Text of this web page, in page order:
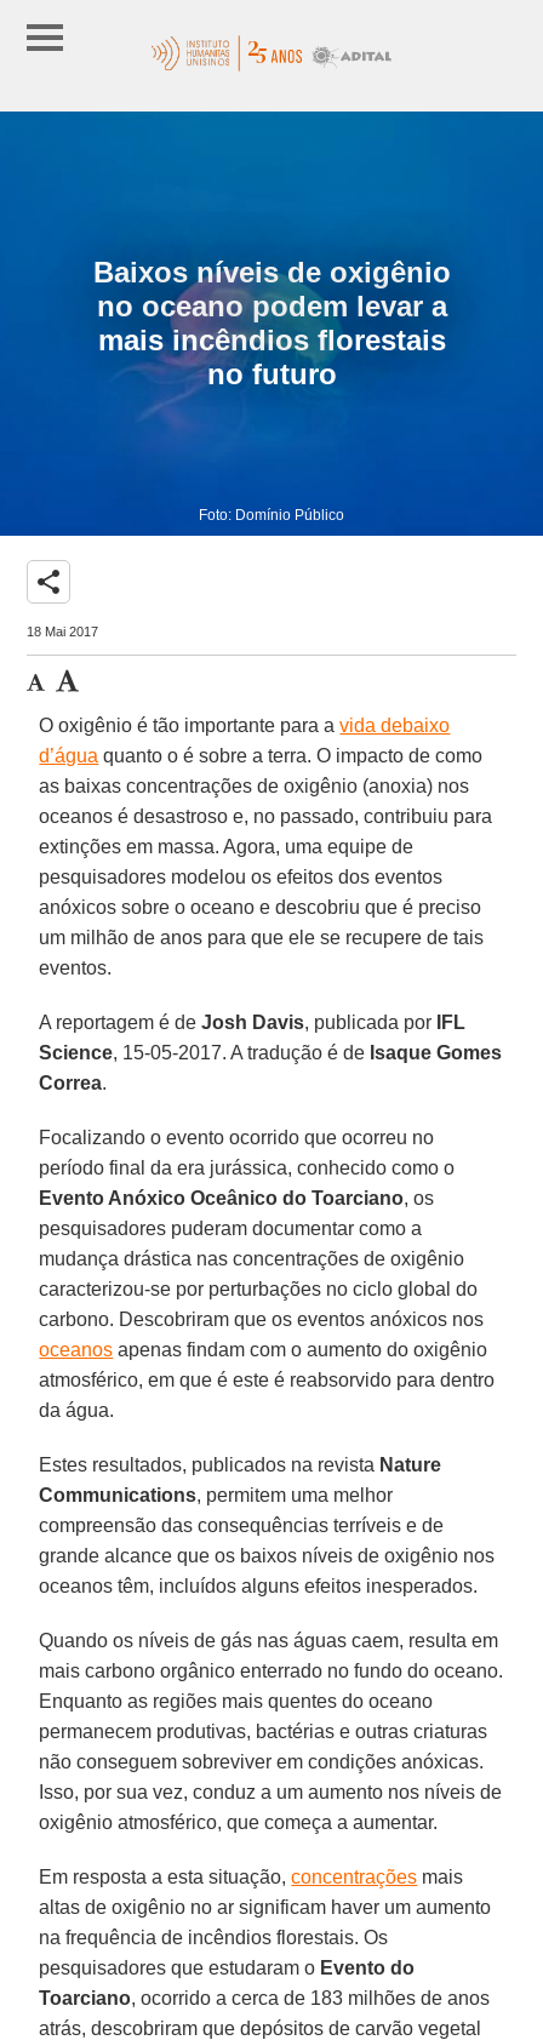
Baixos níveis de oxigênio
no oceano podem levar a
mais incêndios florestais
no futuro
Foto: Domínio Público
share
18 Mai 2017
O oxigênio é tão importante para avida debaixo
d’água quanto o é sobre a terra. O impacto de como
as baixas concentrações de oxigênio (anoxia) nos
oceanos é desastroso e, no passado, contribuiu para
extinções em massa. Agora, uma equipe de
pesquisadores modelou os efeitos dos eventos
anóxicos sobre o oceano e descobriu que é preciso
um milhão de anos para que ele se recupere de tais
eventos.
A reportagem é deJosh Davis, publicada por
IFL
Science, 15-05-2017. A tradução é de Isaque Gomes
Correa.
Focalizando o evento ocorrido que ocorreu no
período final da era jurássica, conhecido como o
Evento Anóxico Oceânico do Toarciano, os
pesquisadores puderam documentar como a
mudança drástica nas concentrações de oxigênio
caracterizou-se por perturbações no ciclo global do
carbono. Descobriram que os eventos anóxicos nos
oceanos apenas findam com o aumento do oxigênio
atmosférico, em que é este é reabsorvido para dentro
da água.
Estes resultados, publicados na revista Nature
Communications, permitem uma melhor
compreensão das consequências terríveis e de
grande alcance que os baixos níveis de oxigênio nos
oceanos têm, incluídos alguns efeitos inesperados.
Quando os níveis de gás nas águas caem, resulta em
mais carbono orgânico enterrado no fundo do oceano.
Enquanto as regiões mais quentes do oceano
permanecem produtivas, bactérias e outras criaturas
não conseguem sobreviver em condições anóxicas.
Isso, por sua vez, conduz a um aumento nos níveis de
oxigênio atmosférico, que começa a aumentar.
Em resposta a esta situação,concentrações mais
altas de oxigênio no ar significam haver um aumento
na frequência de incêndios florestais. Os
pesquisadores que estudaram o Evento do
Toarciano, ocorrido a cerca de 183 milhões de anos
atrás, descobriram que depósitos de carvão vegetal